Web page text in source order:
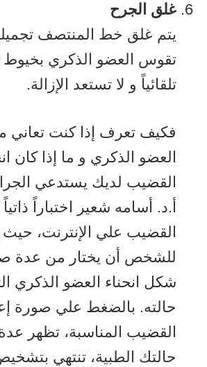
غلق الجرح
يتم غلق خط المنتصف
تقوس العضو الذكري
تلقائياً و لا تستعد الإزالة.
فكيف تعرف إذا كنت
العضو الذكري و ما إذا كان
القضيب لديك يستدعي
أ.د. أسامه شعير اختباراً
القضيب علي الإنترنت،
للشخص أن يختار من عدة
شكل انحناء العضو الذكري
حالته. بالضغط علي صورة
القضيب المناسبة، تظهر
حالتك الطبية، تنتهي